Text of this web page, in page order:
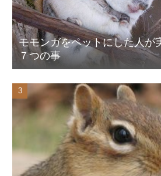
モモンガをペットにした人が
７つの事